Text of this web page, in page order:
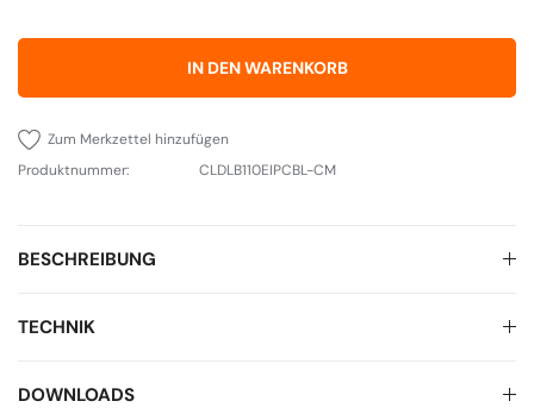
IN DEN WARENKORB
Zum Merkzettel hinzufügen
Produktnummer:
CLDLB110EIPCBL-CM
BESCHREIBUNG
TECHNIK
DOWNLOADS